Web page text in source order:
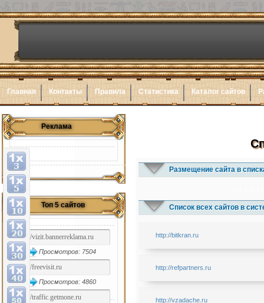
Главная Контакты Правила Статистика Каталог сайтов
Реклама
Топ 5 сайтов
Просмотров: 7504
Просмотров: 4860
Размещение сайта в
Список всех сайтов в
http://bitkran.ru
http://refpartners.ru
http://vzadache.ru